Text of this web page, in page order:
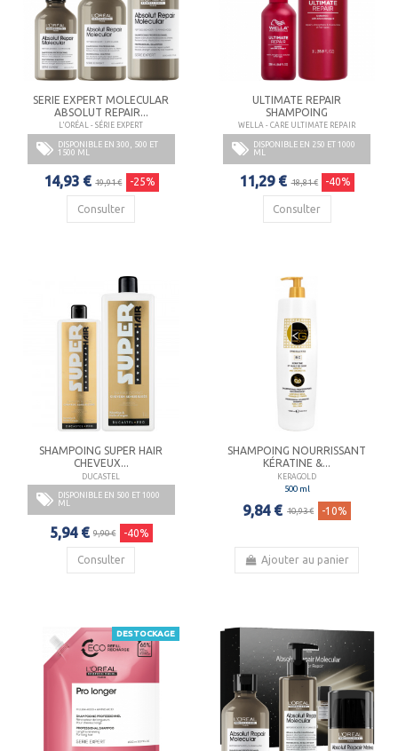
SERIE EXPERT MOLECULAR
ABSOLUT REPAIR...
L'ORÉAL - SÉRIE EXPERT
DISPONIBLE EN 300, 500 ET
1500 ML
14,93 € 19,91 € -25%
Consulter
ULTIMATE REPAIR
SHAMPOING
WELLA - CARE ULTIMATE REPAIR
DISPONIBLE EN 250 ET 1000
ML
11,29 € 18,81 € -40%
Consulter
SHAMPOING SUPER HAIR
CHEVEUX...
DUCASTEL
DISPONIBLE EN 500 ET 1000
ML
5,94 € 9,90 € -40%
Consulter
SHAMPOING NOURRISSANT
KÉRATINE &...
KERAGOLD
500 ml
9,84 € 10,93 € -10%
Ajouter au panier
DESTOCKAGE